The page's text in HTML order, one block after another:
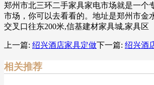
郑州市北三环二手家具家电市场就是一个
市场，你可以去看看的。地址是郑州市金
交叉口往东200米,信基建材家具城,家具区
上一篇: 绍兴酒店家具定做下一篇: 绍兴酒
相关推荐